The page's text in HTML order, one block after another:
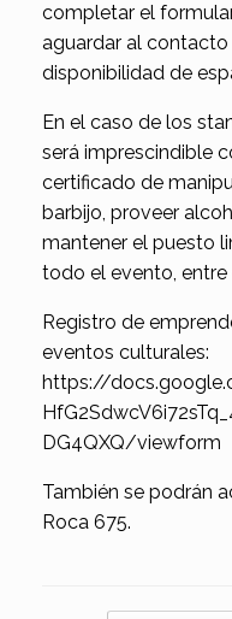
completar el
aguardar al
disponibilidad de
En el caso de los
será imprescindible
certificado de
barbijo, proveer
mantener el puesto
todo el evento, entre
Registro de
eventos culturales:
https://
DG4QXQ/viewform
También se podrán
Roca 675.